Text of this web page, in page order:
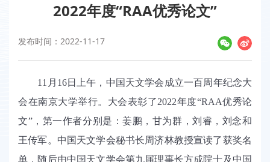
2022年度“RAA优秀论文”
发布时间：2022-11-17
11 月 16日上午，中国天文学会成立一百周年纪念大
会在南京大学举行。大会表彰了2022年度“RAA优秀论
文”，第一作者分别是：姜鹏，甘为群，刘睿，刘念和
王传军。中国天文学会秘书长周济林教授宣读了获奖名
单，随后由中国天文学会第九届理事长方成院士及中国